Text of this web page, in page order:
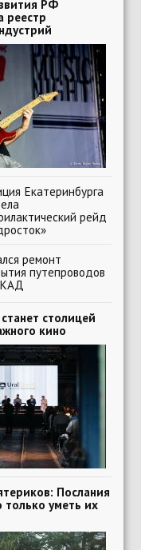
РФ
реестр
Екатеринбурга
рейд
ремонт
путепроводов
столицей
кино
Послания
только уметь их